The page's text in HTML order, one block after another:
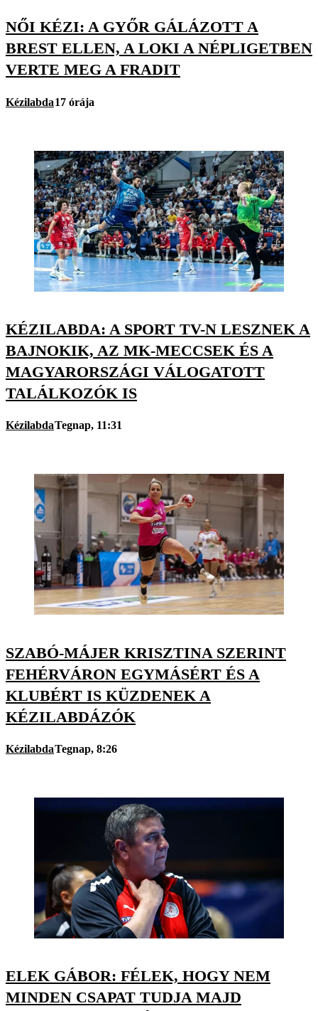
NŐI KÉZI: A GYŐR GÁLÁZOTT A
BREST ELLEN, A LOKI A NÉPLIGETBEN
VERTE MEG A FRADIT
Kézilabda17 órája
KÉZILABDA: A SPORT TV-N LESZNEK A
BAJNOKIK, AZ MK-MECCSEK ÉS A
MAGYARORSZÁGI VÁLOGATOTT
TALÁLKOZÓK IS
KézilabdaTegnap, 11:31
SZABÓ-MÁJER KRISZTINA SZERINT
FEHÉRVÁRON EGYMÁSÉRT ÉS A
KLUBÉRT IS KÜZDENEK A
KÉZILABDÁZÓK
KézilabdaTegnap, 8:26
ELEK GÁBOR: FÉLEK, HOGY NEM
MINDEN CSAPAT TUDJA MAJD